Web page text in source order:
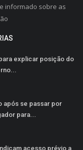
informado sobre as
explicar posição do
após se passar por
para...
acesso prévio a